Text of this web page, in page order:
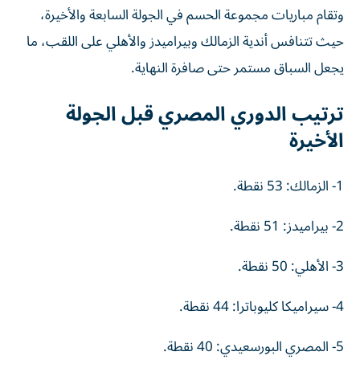
وتقام مباريات مجموعة الحسم في الجولة السابعة والأخيرة،
حيث تتنافس أندية الزمالك وبيراميدز والأهلي على اللقب، ما
يجعل السباق مستمر حتى صافرة النهاية.
ترتيب الدوري المصري قبل الجولة
الأخيرة
1- الزمالك: 53 نقطة.
2- بيراميدز: 51 نقطة.
3- الأهلي: 50 نقطة.
4- سيراميكا كليوباترا: 44 نقطة.
5- المصري البورسعيدي: 40 نقطة.